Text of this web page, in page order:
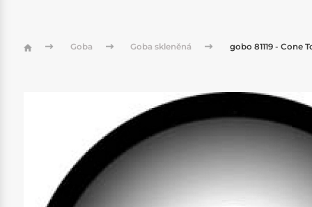
Goba Goba skleněná gobo 81119 - Cone